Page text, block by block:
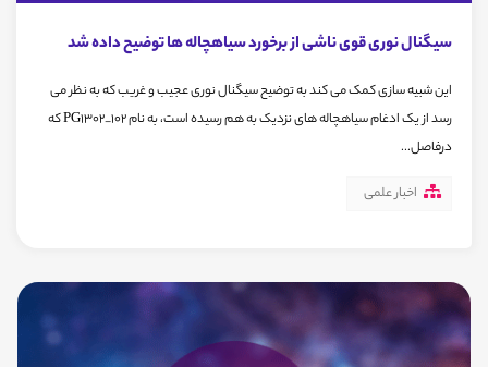
سیگنال نوری قوی ناشی از برخورد سیاهچاله ها توضیح داده شد
این شبیه سازی کمک می کند به توضیح سیگنال نوری عجیب و غریب که به نظر می
رسد از یک ادغام سیاهچاله های نزدیک به هم رسیده است، به نام PG1302_102 که
درفاصل...
اخبار علمی